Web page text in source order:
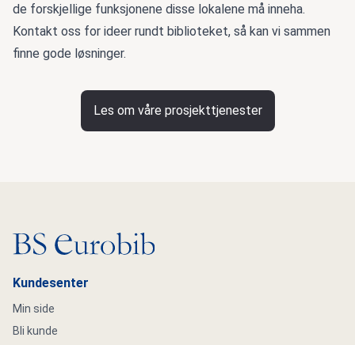
de forskjellige funksjonene disse lokalene må inneha.
Kontakt oss for ideer rundt biblioteket, så kan vi sammen
finne gode løsninger.
Les om våre prosjekttjenester
Gå til hovedsiden
Kundesenter
Min side
Bli kunde